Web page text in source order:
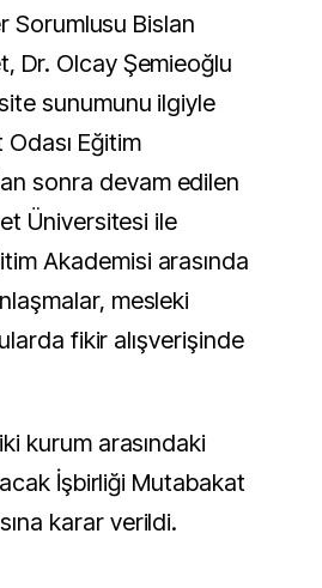
Sorumlusu Bislan
Dr. Olcay Şemieoğlu
sunumunu ilgiyle
Eğitim
sonra devam edilen
Üniversitesi ile
Akademisi arasında
mesleki
fikir alışverişinde
kurum arasındaki
İşbirliği Mutabakat
karar verildi.